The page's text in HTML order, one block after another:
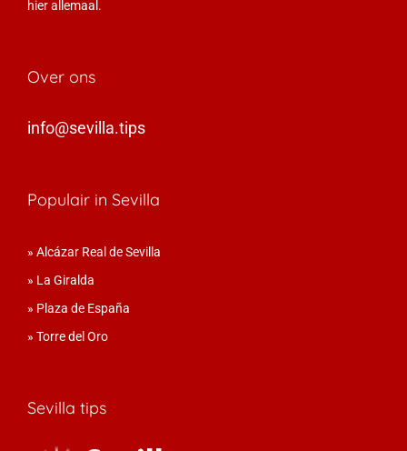
hier allemaal.
Over ons
info@sevilla.tips
Populair in Sevilla
» Alcázar Real de Sevilla
» La Giralda
» Plaza de España
» Torre del Oro
Sevilla tips